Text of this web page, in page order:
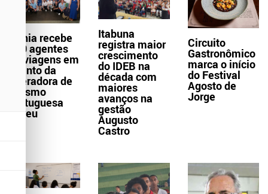
Bahia recebe
300 agentes
de viagens em
evento da
operadora de
turismo
portuguesa
Abreu
Itabuna
registra maior
crescimento
do IDEB na
década com
maiores
avanços na
gestão
Augusto
Castro
Circuito
Gastronômico
marca o início
do Festival
Agosto de
Jorge